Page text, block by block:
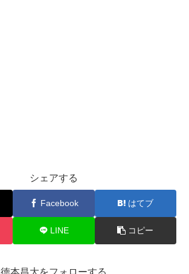
シェアする
Facebook はてブ
LINE コピー
徳本昌大をフォローする